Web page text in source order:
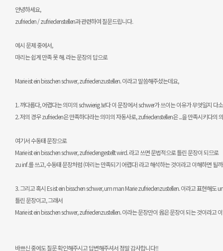
안녕하세요,
zufrieden / zufriedenstellen과 관련하여 질문드립니다.
예시 문제 중에서,
마리는 쉽게 만족 못 해. 라는 문장의 답으로
Marie ist ein bisschen schwer, zufriedenzustellen. 이라고 말씀해주셨는데요,
1. 까다롭다, 어렵다는 의미의 schwierig 보다 이 문장에서 schwer가 쓰이는 이유가 무엇일지 다
2. 저의 경우 zufrieden은 만족하다라는 의미의 자동사로, zufriedenstellen은 ...을 만족시키다의
여기서 수동태 문장으로
Marie ist ein bisschen schwer, zufriedengestellt wird. 라고 쓰면 문법적으로 틀린 문장이 되므로
zu inf.를 쓰고, 수동태 문장처럼 (마리는 만족되기 어렵다) 라고 해석하는 것이라고 이해하면 될
3. 그리고 혹시 Es ist ein bisschen schwer, um man Marie zufriedenzustellen. 이라고 표현해도
틀린 문장이고, 그래서
Marie ist ein bisschen schwer, zufriedenzustellen. 이라는 문장만이 옳은 문장이 되는 것이라고
바쁘신 중에도 질문 확인해주시고 답변해주셔서 정말 감사합니다!!